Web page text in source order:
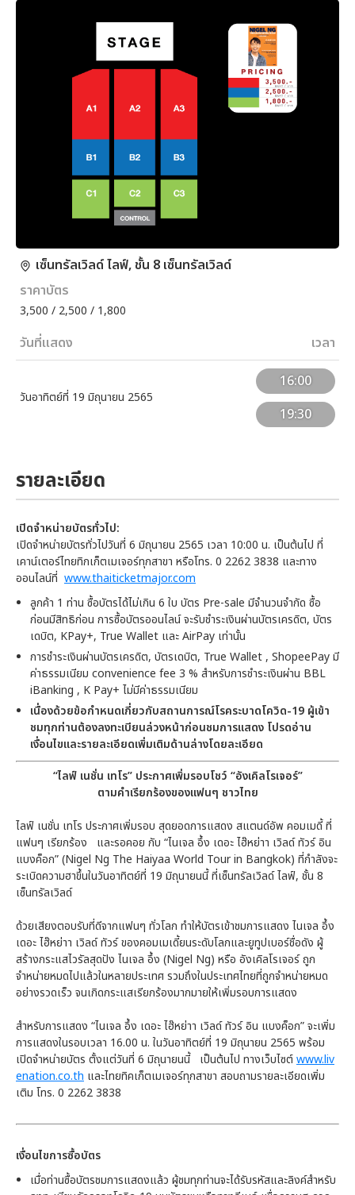
เซ็นทรัลเวิลด์ ไลฟ์, ชั้น 8 เซ็นทรัลเวิลด์
ราคาบัตร
3,500 / 2,500 / 1,800
วันที่แสดง เวลา
วันอาทิตย์ที่ 19 มิถุนายน 2565
16:00
19:30
รายละเอียด
เปิดจำหน่ายบัตรทั่วไป:
เปิดจำหน่ายบัตรทั่วไปวันที่ 6 มิถุนายน 2565 เวลา 10:00 น. เป็นต้นไป ที่
เคาน์เตอร์ไทยทิกเก็ตเมเจอร์ทุกสาขา หรือโทร. 0 2262 3838 และทาง
ออนไลน์ที่ www.thaiticketmajor.com
ลูกค้า 1 ท่าน ซื้อบัตรได้ไม่เกิน 6 ใบ บัตร Pre-sale มีจำนวนจำกัด ซื้อ
ก่อนมีสิทธิก่อน การซื้อบัตรออนไลน์ จะรับชำระเงินผ่านบัตรเครดิต, บัตร
เดบิต, KPay+, True Wallet และ AirPay เท่านั้น
การชำระเงินผ่านบัตรเครดิต, บัตรเดบิต, True Wallet , ShopeePay มี
ค่าธรรมเนียม convenience fee 3 % สำหรับการชำระเงินผ่าน BBL
iBanking , K Pay+ ไม่มีค่าธรรมเนียม
เนื่องด้วยข้อกำหนดเกี่ยวกับสถานการณ์โรคระบาดโควิด-19 ผู้เข้า
ชมทุกท่านต้องลงทะเบียนล่วงหน้าก่อนชมการแสดง โปรดอ่าน
เงื่อนไขและรายละเอียดเพิ่มเติมด้านล่างโดยละเอียด
“ไลฟ์ เนชั่น เทโร” ประกาศเพิ่มรอบโชว์ “อังเคิลโรเจอร์”
ตามคำเรียกร้องของแฟนๆ ชาวไทย
ไลฟ์ เนชั่น เทโร ประกาศเพิ่มรอบ สุดยอดการแสดง สแตนด์อัพ คอมเมดี้ ที่
แฟนๆ เรียกร้อง และรอคอย กับ “ไนเจล อึ้ง เดอะ ไฮ๊หย่าา เวิลด์ ทัวร์ อิน
แบงค็อก” (Nigel Ng The Haiyaa World Tour in Bangkok) ที่กำลังจะ
ระเบิดความฮาขึ้นในวันอาทิตย์ที่ 19 มิถุนายนนี้ ที่เซ็นทรัลเวิลด์ ไลฟ์, ชั้น 8
เซ็นทรัลเวิลด์
ด้วยเสียงตอบรับที่ดีจากแฟนๆ ทั่วโลก ทำให้บัตรเข้าชมการแสดง ไนเจล อึ้ง
เดอะ ไฮ๊หย่าา เวิลด์ ทัวร์ ของคอมเมเดี้ยนระดับโลกและยูทูปเบอร์ชื่อดัง ผู้
สร้างกระแสไวรัลสุดปัง ไนเจล อึ้ง (Nigel Ng) หรือ อังเคิลโรเจอร์ ถูก
จำหน่ายหมดไปแล้วในหลายประเทศ รวมถึงในประเทศไทยที่ถูกจำหน่ายหมด
อย่างรวดเร็ว จนเกิดกระแสเรียกร้องมากมายให้เพิ่มรอบการแสดง
สำหรับการแสดง “ไนเจล อึ้ง เดอะ ไฮ๊หย่าา เวิลด์ ทัวร์ อิน แบงค็อก” จะเพิ่ม
การแสดงในรอบเวลา 16.00 น. ในวันอาทิตย์ที่ 19 มิถุนายน 2565 พร้อม
เปิดจำหน่ายบัตร ตั้งแต่วันที่ 6 มิถุนายนนี้ เป็นต้นไป ทางเว็บไซต์www.liv
enation.co.th และไทยทิคเก็ตเมเจอร์ทุกสาขา สอบถามรายละเอียดเพิ่ม
เติม โทร. 0 2262 3838
เงื่อนไขการซื้อบัตร
เมื่อท่านซื้อบัตรชมการแสดงแล้ว ผู้ชมทุกท่านจะได้รับรหัสและลิงค์สำหรับ